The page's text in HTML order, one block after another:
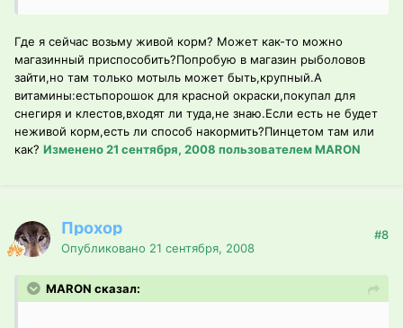
Где я сейчас возьму живой корм? Может как-то можно
магазинный приспособить?Попробую в магазин рыболовов
зайти,но там только мотыль может быть,крупный.А
витамины:естьпорошок для красной окраски,покупал для
снегиря и клестов,входят ли туда,не знаю.Если есть не будет
неживой корм,есть ли способ накормить?Пинцетом там или
как? Изменено21 сентября, 2008 пользователем MARON
Прохор
Опубликовано 21 сентября, 2008
#8
MARON сказал: